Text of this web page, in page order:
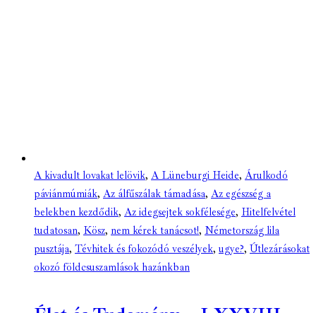
A kivadult lovakat lelövik, A Lüneburgi Heide, Árulkodó
páviánmúmiák, Az álfűszálak támadása, Az egészség a
belekben kezdődik, Az idegsejtek sokfélesége, Hitelfelvétel
tudatosan, Kösz, nem kérek tanácsot!, Németország lila
pusztája, Tévhitek és fokozódó veszélyek, ugye?, Útlezárásokat
okozó földcsuszamlások hazánkban